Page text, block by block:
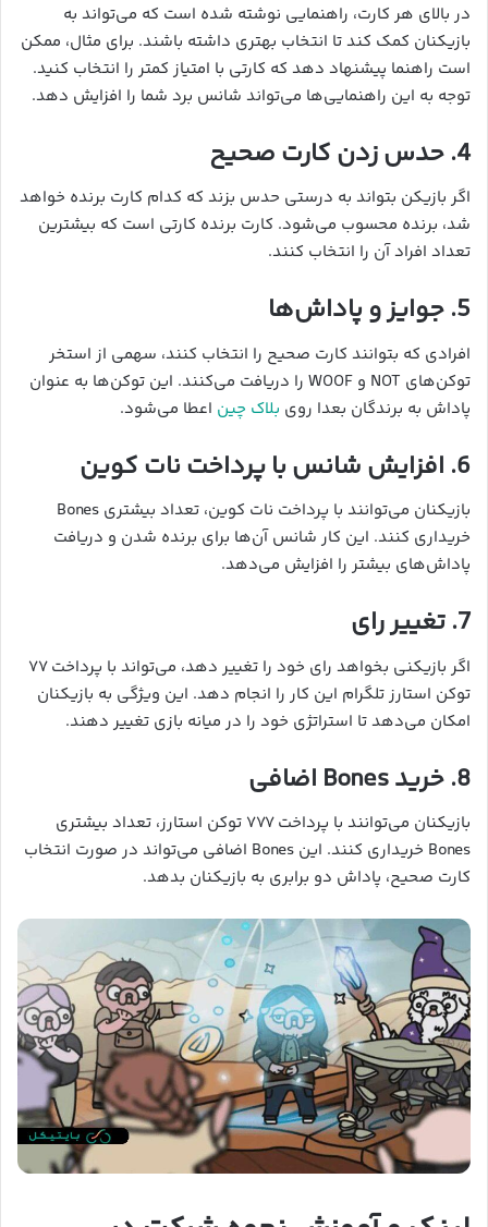
در بالای هر کارت، راهنمایی نوشته شده است که می‌تواند به
بازیکنان کمک کند تا انتخاب بهتری داشته باشند. برای مثال، ممکن
است راهنما پیشنهاد دهد که کارتی با امتیاز کمتر را انتخاب کنید.
توجه به این راهنمایی‌ها می‌تواند شانس برد شما را افزایش دهد.
4. حدس زدن کارت صحیح
اگر بازیکن بتواند به درستی حدس بزند که کدام کارت برنده خواهد
شد، برنده محسوب می‌شود. کارت برنده کارتی است که بیشترین
تعداد افراد آن را انتخاب کنند.
5. جوایز و پاداش‌ها
افرادی که بتوانند کارت صحیح را انتخاب کنند، سهمی از استخر
توکن‌های NOT و WOOF را دریافت می‌کنند. این توکن‌ها به عنوان
پاداش به برندگان بعدا روی بلاک چین اعطا می‌شود.
6. افزایش شانس با پرداخت نات کوین
بازیکنان می‌توانند با پرداخت نات کوین، تعداد بیشتری Bones
خریداری کنند. این کار شانس آن‌ها برای برنده شدن و دریافت
پاداش‌های بیشتر را افزایش می‌دهد.
7. تغییر رای
اگر بازیکنی بخواهد رای خود را تغییر دهد، می‌تواند با پرداخت ۷۷
توکن استارز تلگرام این کار را انجام دهد. این ویژگی به بازیکنان
امکان می‌دهد تا استراتژی خود را در میانه بازی تغییر دهند.
8. خرید Bones اضافی
بازیکنان می‌توانند با پرداخت ۷۷۷ توکن استارز، تعداد بیشتری
Bones خریداری کنند. این Bones اضافی می‌تواند در صورت انتخاب
کارت صحیح، پاداش دو برابری به بازیکنان بدهد.